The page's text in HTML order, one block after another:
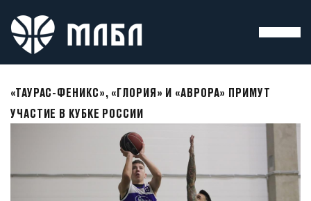
«ТАУРАС-ФЕНИКС», «ГЛОРИЯ» И «АВРОРА» ПРИМУТ
УЧАСТИЕ В КУБКЕ РОССИИ